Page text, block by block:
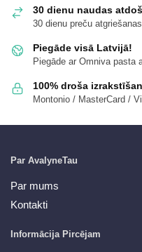
30 dienu naudas
30 dienu preču
Piegāde visā Latvijā!
Piegāde ar Omniva pasta
100% droša
Montonio / MasterCard /
Par AvalyneTau
Par mums
Kontakti
Informācija Pircējam